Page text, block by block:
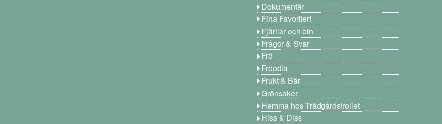
Dokumentär
Fina Favoriter!
Fjärilar och bin
Frågor & Svar
Frö
Fröodla
Frukt & Bär
Grönsaker
Hemma hos Trädgårdstrollet
Hiss & Diss